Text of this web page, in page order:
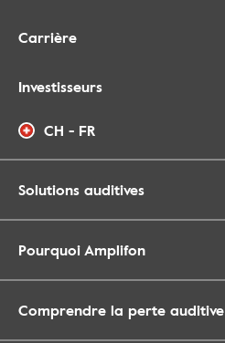
Carrière
Investisseurs
CH - FR
Solutions auditives
Pourquoi Amplifon
Comprendre la perte auditive